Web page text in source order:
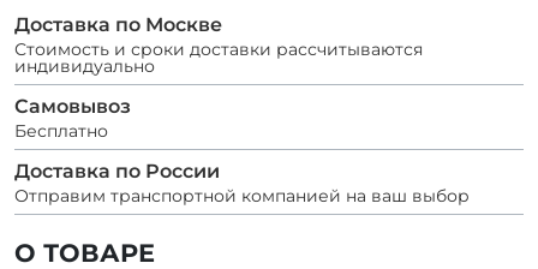
О ТОВАРЕ
Доставка по Москве
Стоимость и сроки доставки рассчитываются
индивидуально
Самовывоз
Бесплатно
Доставка по России
Отправим транспортной компанией на ваш выбор